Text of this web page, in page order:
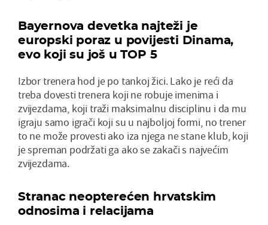
Bayernova devetka najteži je
europski poraz u povijesti Dinama,
evo koji su još u TOP 5
Izbor trenera hod je po tankoj žici. Lako je reći da
treba dovesti trenera koji ne robuje imenima i
zvijezdama, koji traži maksimalnu disciplinu i da mu
igraju samo igrači koji su u najboljoj formi, no trener
to ne može provesti ako iza njega ne stane klub, koji
je spreman podržati ga ako se zakači s najvećim
zvijezdama.
Stranac neopterećen hrvatskim
odnosima i relacijama